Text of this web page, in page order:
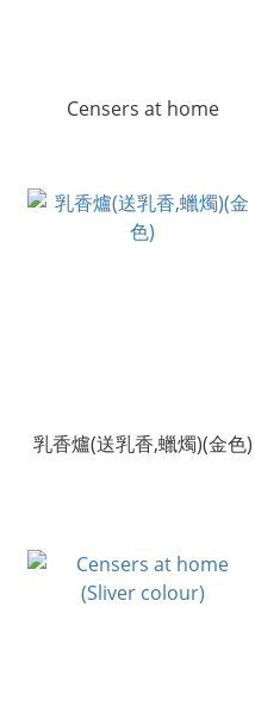
Censers at home
乳香爐(送乳香,蠟燭)(金色)